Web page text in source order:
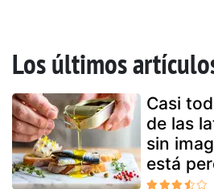
Los últimos
Casi
de las
sin
está